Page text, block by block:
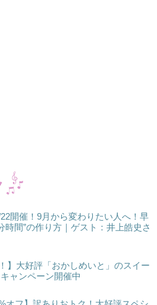
22開催！9月から変わりたい人へ！早
時間”の作り方｜ゲスト：井上皓史さ
】大好評「おかしめいと」のスイー
ャンペーン開催中